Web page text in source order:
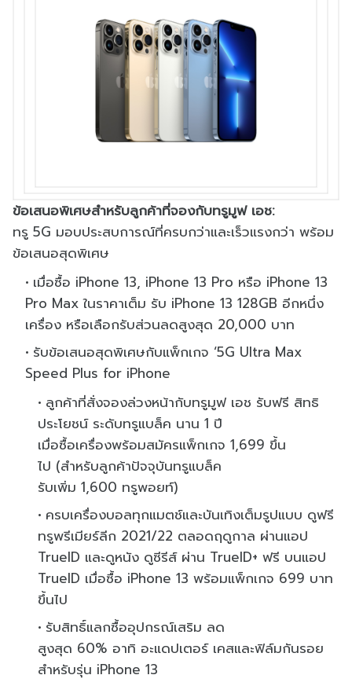
ข้อเสนอพิเศษสำหรับลูกค้าที่จองกับทรูมูฟ เอช:
ทรู 5G มอบประสบการณ์ที่ครบกว่าและเร็วแรงกว่า พร้อม
ข้อเสนอสุดพิเศษ
เมื่อซื้อ iPhone 13, iPhone 13 Pro หรือ iPhone 13
Pro Max ในราคาเต็ม รับ iPhone 13 128GB อีกหนึ่ง
เครื่อง หรือเลือกรับส่วนลดสูงสุด 20,000 บาท
รับข้อเสนอสุดพิเศษกับแพ็กเกจ ‘5G Ultra Max
Speed Plus for iPhone
ลูกค้าที่สั่งจองล่วงหน้ากับทรูมูฟ เอช รับฟรี สิทธิ
ประโยชน์ ระดับทรูแบล็ค นาน 1 ปี
เมื่อซื้อเครื่องพร้อมสมัครแพ็กเกจ 1,699 ขึ้น
ไป (สำหรับลูกค้าปัจจุบันทรูแบล็ค
รับเพิ่ม 1,600 ทรูพอยท์)
ครบเครื่องบอลทุกแมตช์และบันเทิงเต็มรูปแบบ ดูฟรี
ทรูพรีเมียร์ลีก 2021/22 ตลอดฤดูกาล ผ่านแอป
TrueID และดูหนัง ดูซีรีส์ ผ่าน TrueID+ ฟรี บนแอป
TrueID เมื่อซื้อ iPhone 13 พร้อมแพ็กเกจ 699 บาท
ขึ้นไป
รับสิทธิ์แลกซื้ออุปกรณ์เสริม ลด
สูงสุด 60% อาทิ อะแดปเตอร์ เคสและฟิล์มกันรอย
สำหรับรุ่น iPhone 13